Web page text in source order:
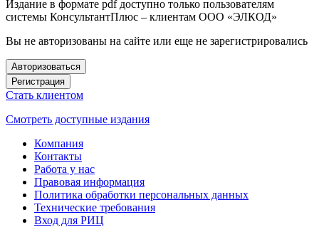
Издание в формате pdf доступно только пользователям
системы КонсультантПлюс – клиентам ООО «ЭЛКОД»
Вы не авторизованы на сайте или еще не зарегистрировались
Авторизоваться
Регистрация
Стать клиентом
Смотреть доступные издания
Компания
Контакты
Работа у нас
Правовая информация
Политика обработки персональных данных
Технические требования
Вход для РИЦ